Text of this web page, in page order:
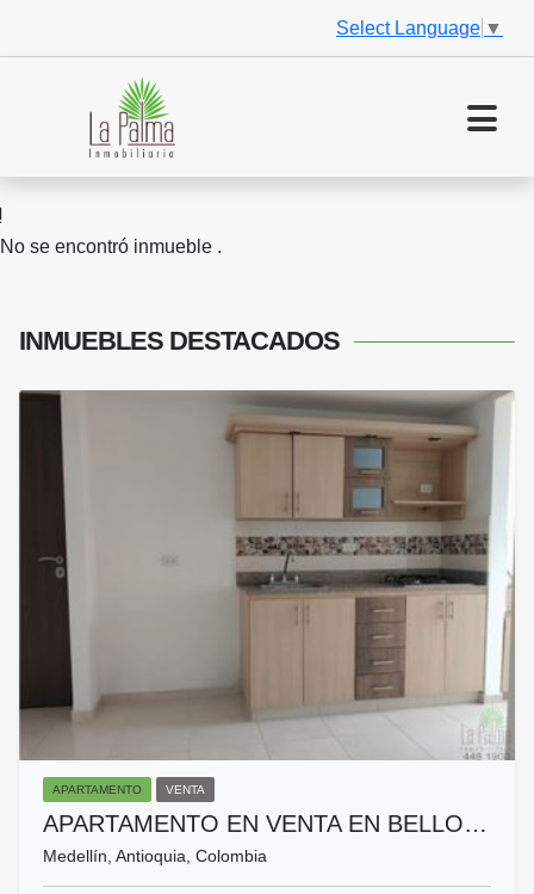
Select Language ▼
No se encontró inmueble .
INMUEBLES DESTACADOS
APARTAMENTO VENTA
APARTAMENTO EN VENTA EN BELLO…
Medellín, Antioquia, Colombia